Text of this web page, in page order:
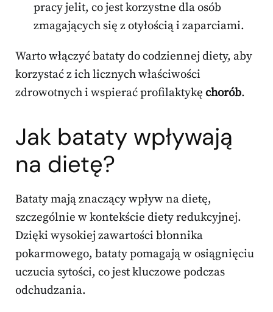
pracy jelit, co jest korzystne dla osób
zmagających się z otyłością i zaparciami.
Warto włączyć bataty do codziennej diety, aby
korzystać z ich licznych właściwości
zdrowotnych i wspierać profilaktykę chorób.
Jak bataty wpływają
na dietę?
Bataty mają znaczący wpływ na dietę,
szczególnie w kontekście diety redukcyjnej.
Dzięki wysokiej zawartości błonnika
pokarmowego, bataty pomagają w osiągnięciu
uczucia sytości, co jest kluczowe podczas
odchudzania.